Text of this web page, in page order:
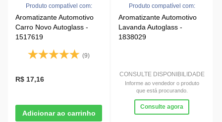
Produto compatível com:
Aromatizante Automotivo
Carro Novo Autoglass -
1517619
(9)
R$ 17,16
Produto compatível com:
Aromatizante Automotivo
Lavanda Autoglass -
1838029
CONSULTE DISPONIBILIDADE
Informe ao vendedor o produto
que está procurando.
Consulte agora